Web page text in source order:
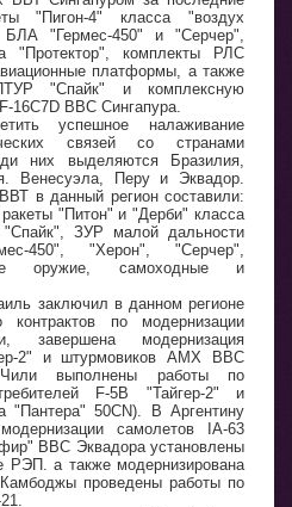
"Пигон-4" класса "воздух
"Гермес-450" и "Серчер",
"Протектор", комплекты РЛС
платформы, а также
"Спайк" и комплексную
16C7D ВВС Сингапура.
успешное налаживание
связей со странами
них выделяются Бразилия,
Венесуэла, Перу и Эквадор.
в данный регион составили:
"Питон" и "Дерби" класса
ЗУР малой дальности
450", "Херон", "Серчер",
оружие, самоходные и
заключил в данном регионе
контрактов по модернизации
завершена модернизация
2" и штурмовиков AMX ВВС
выполнены работы по
F-5B "Тайгер-2" и
"Пантера" 50CN). В Аргентину
самолетов IA-63
ВВС Эквадора установлены
РЭП. а также модернизирована
проведены работы по